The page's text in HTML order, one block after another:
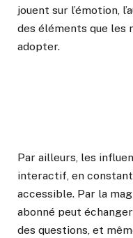
jouent sur l’émotion,
des éléments que les
adopter.
Par ailleurs, les
interactif, en
accessible. Par la
abonné peut
des questions, et